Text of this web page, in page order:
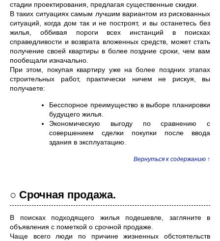
стадии проектирования, предлагая существенные скидки.
В таких ситуациях самым лучшим вариантом из рискованных
ситуаций, когда дом так и не построят, и вы останетесь без
жилья, оббивая пороги всех инстанций в поисках
справедливости и возврата вложенных средств, может стать
получение своей квартиры в более поздние сроки, чем вам
пообещали изначально.
При этом, покупая квартиру уже на более поздних этапах
строительных работ, практически ничем не рискуя, вы
получаете:
Бесспорное преимущество в выборе планировки
будущего жилья.
Экономическую выгоду по сравнению с
совершением сделки покупки после ввода
здания в эксплуатацию.
Вернуться к содержанию ↑
○ Срочная продажа.
В поисках подходящего жилья подешевле, загляните в
объявления с пометкой о срочной продаже.
Чаще всего люди по причине жизненных обстоятельств